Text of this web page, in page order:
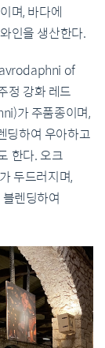
며, 바다에
인을 생산한다.
of
정 강화 레드
가 주품종이며,
딩하여 우아하고
한다. 오크
두드러지며,
렌딩하여